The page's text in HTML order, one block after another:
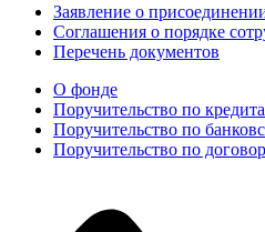
Заявление о
Соглашения о порядке
Перечень документов
О фонде
Поручительство по
Поручительство по
Поручительство по